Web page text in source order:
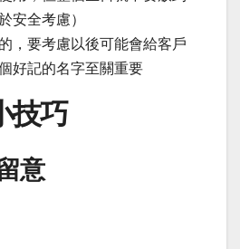
安全考慮）
，要考慮以後可能會給客戶
好記的名字至關重要
技巧
意